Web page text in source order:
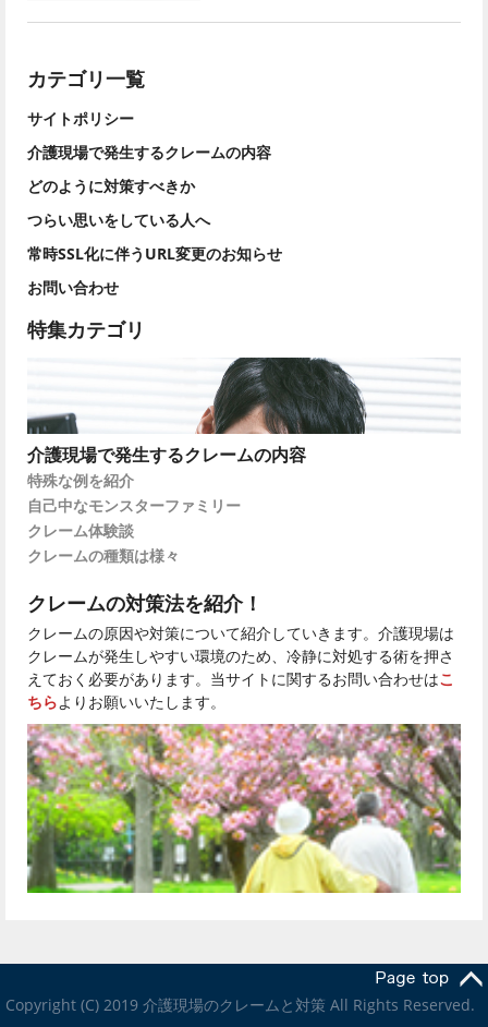
カテゴリ一覧
サイトポリシー
介護現場で発生するクレームの内容
どのように対策すべきか
つらい思いをしている人へ
常時SSL化に伴うURL変更のお知らせ
お問い合わせ
特集カテゴリ
介護現場で発生するクレームの内容
特殊な例を紹介
自己中なモンスターファミリー
クレーム体験談
クレームの種類は様々
クレームの対策法を紹介！
クレームの原因や対策について紹介していきます。介護現場は
クレームが発生しやすい環境のため、冷静に対処する術を押さ
えておく必要があります。当サイトに関するお問い合わせはこ
ちらよりお願いいたします。
Copyright (C) 2019 介護現場のクレームと対策 All Rights Reserved.